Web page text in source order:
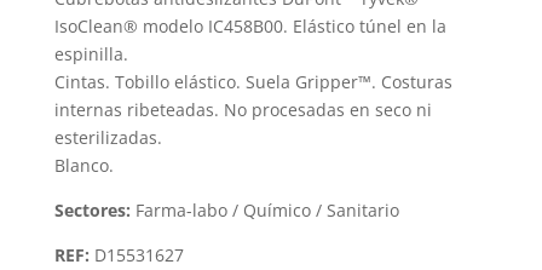
IsoClean® modelo IC458B00. Elástico túnel en la
espinilla.
Cintas. Tobillo elástico. Suela Gripper™. Costuras
internas ribeteadas. No procesadas en seco ni
esterilizadas.
Blanco.
Sectores: Farma-labo / Químico / Sanitario
REF: D15531627